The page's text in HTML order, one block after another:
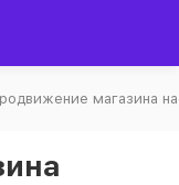
магазина